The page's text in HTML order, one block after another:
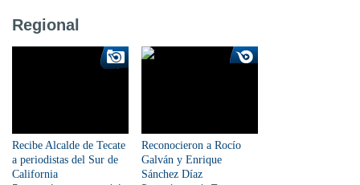
Regional
Recibe Alcalde de Tecate
a periodistas del Sur de
California
Reconocieron a Rocío
Galván y Enrique
Sánchez Díaz